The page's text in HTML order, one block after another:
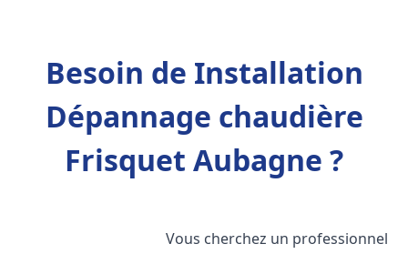
Besoin de Installation
Dépannage chaudière
Frisquet Aubagne ?
Vous cherchez un professionnel